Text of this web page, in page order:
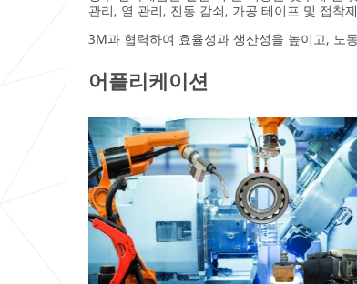
관리, 열 관리, 진동 감쇠, 가공 테이프 및 접착
3M과 협력하여 효율성과 생산성을 높이고, 노
어플리케이션